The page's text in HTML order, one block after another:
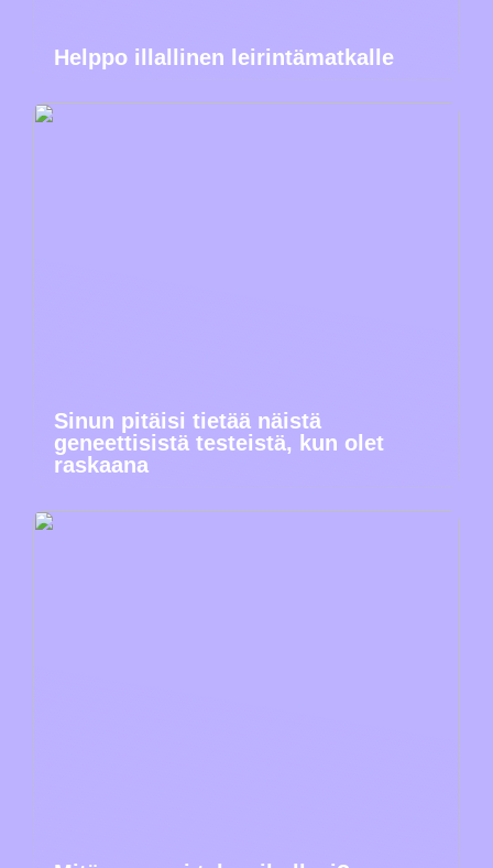
Helppo illallinen leirintämatkalle
Sinun pitäisi tietää näistä
geneettisistä testeistä, kun olet
raskaana